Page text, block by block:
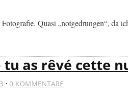
Quasi „notgedrungen“, da
tu as rêvé cette
· 0 KOMMENTARE